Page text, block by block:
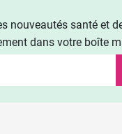
nouveautés santé et
dans votre boîte